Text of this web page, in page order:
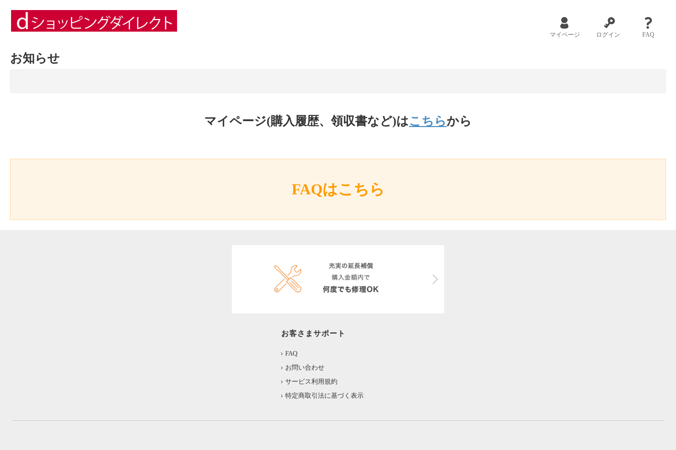
マイページ ログイン FAQ
お知らせ
マイページ(購入履歴、領収書など)はこちらから
FAQはこちら
お客さまサポート
FAQ
お問い合わせ
サービス利用規約
特定商取引法に基づく表示